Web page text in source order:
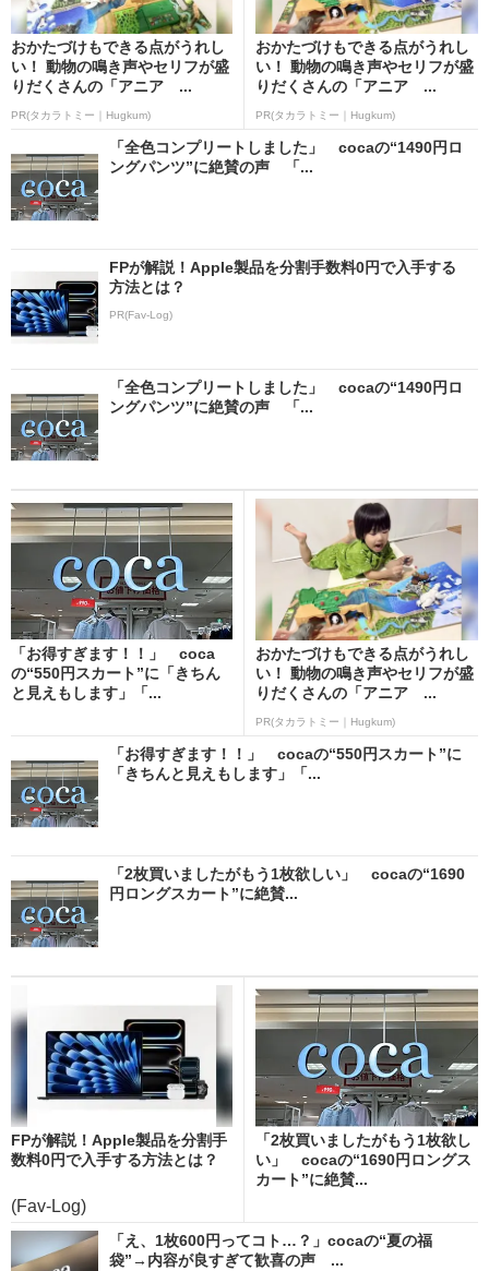
おかたづけもできる点がうれし
い！ 動物の鳴き声やセリフが盛
りだくさんの「アニア ...
PR(タカラトミー｜Hugkum)
おかたづけもできる点がうれし
い！ 動物の鳴き声やセリフが盛
りだくさんの「アニア ...
PR(タカラトミー｜Hugkum)
「全色コンプリートしました」 cocaの“1490円ロ
ングパンツ”に絶賛の声 「...
FPが解説！Apple製品を分割手数料0円で入手する
方法とは？
PR(Fav-Log)
「全色コンプリートしました」 cocaの“1490円ロ
ングパンツ”に絶賛の声 「...
「お得すぎます！！」 coca
の“550円スカート”に「きちん
と見えもします」「...
おかたづけもできる点がうれし
い！ 動物の鳴き声やセリフが盛
りだくさんの「アニア ...
PR(タカラトミー｜Hugkum)
「お得すぎます！！」 cocaの“550円スカート”に
「きちんと見えもします」「...
「2枚買いましたがもう1枚欲しい」 cocaの“1690
円ロングスカート”に絶賛...
FPが解説！Apple製品を分割手
数料0円で入手する方法とは？
(Fav-Log)
「2枚買いましたがもう1枚欲し
い」 cocaの“1690円ロングス
カート”に絶賛...
「え、1枚600円ってコト…？」cocaの“夏の福
袋”→内容が良すぎて歓喜の声 ...